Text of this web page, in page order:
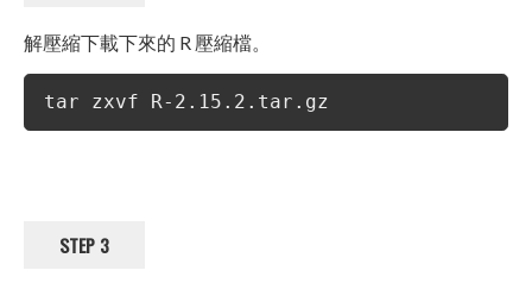
解壓縮下載下來的 R 壓縮檔。
tar zxvf R-2.15.2.tar.gz
STEP 3